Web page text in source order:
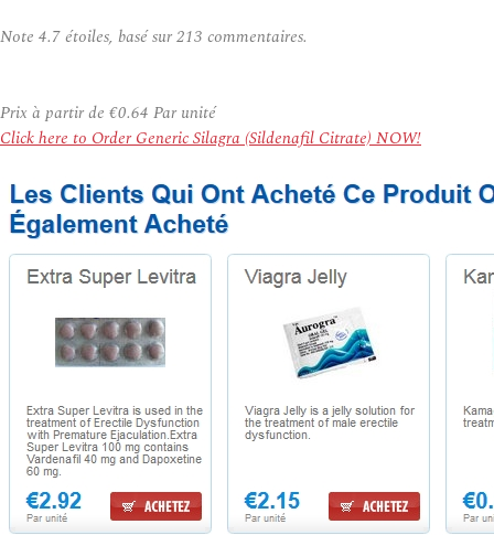
Note 4.7étoiles, basé sur213 commentaires.
Prix à partir de €0.64 Par unité
Click here to Order Generic Silagra (Sildenafil Citrate) NOW!